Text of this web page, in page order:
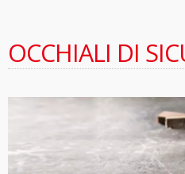
OCCHIALI DI